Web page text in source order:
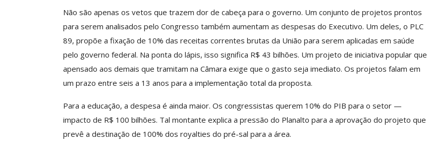
Não são apenas os vetos que trazem dor de cabeça para o governo. Um conjunto de projetos prontos
para serem analisados pelo Congresso também aumentam as despesas do Executivo. Um deles, o PLC
89, propõe a fixação de 10% das receitas correntes brutas da União para serem aplicadas em saúde
pelo governo federal. Na ponta do lápis, isso significa R$ 43 bilhões. Um projeto de iniciativa popular que
apensado aos demais que tramitam na Câmara exige que o gasto seja imediato. Os projetos falam em
um prazo entre seis a 13 anos para a implementação total da proposta.
Para a educação, a despesa é ainda maior. Os congressistas querem 10% do PIB para o setor —
impacto de R$ 100 bilhões. Tal montante explica a pressão do Planalto para a aprovação do projeto que
prevê a destinação de 100% dos royalties do pré-sal para a área.